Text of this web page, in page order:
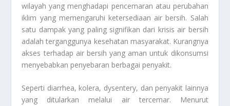
wilayah yang menghadapi pencemaran atau perubahan
iklim yang memengaruhi ketersediaan air bersih. Salah
satu dampak yang paling signifikan dari krisis air bersih
adalah terganggunya kesehatan masyarakat. Kurangnya
akses terhadap air bersih yang aman untuk dikonsumsi
menyebabkan penyebaran berbagai penyakit.
Seperti diarrhea, kolera, dysentery, dan penyakit lainnya
yang ditularkan melalui air tercemar. Menurut